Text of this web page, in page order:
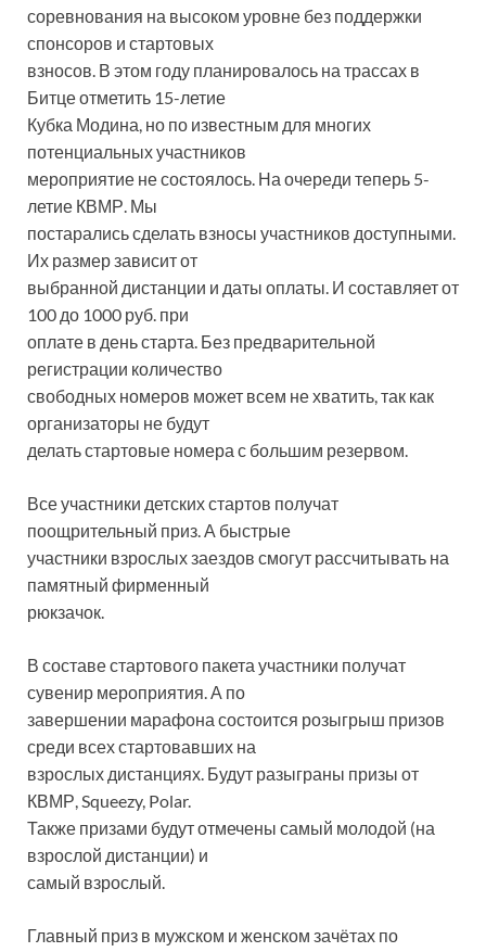
соревнования на высоком уровне без поддержки
спонсоров и стартовых
взносов. В этом году планировалось на трассах в
Битце отметить 15-летие
Кубка Модина, но по известным для многих
потенциальных участников
мероприятие не состоялось. На очереди теперь 5-
летие КВМР. Мы
постарались сделать взносы участников доступными.
Их размер зависит от
выбранной дистанции и даты оплаты. И составляет от
100 до 1000 руб. при
оплате в день старта. Без предварительной
регистрации количество
свободных номеров может всем не хватить, так как
организаторы не будут
делать стартовые номера с большим резервом.
Все участники детских стартов получат
поощрительный приз. А быстрые
участники взрослых заездов смогут рассчитывать на
памятный фирменный
рюкзачок.
В составе стартового пакета участники получат
сувенир мероприятия. А по
завершении марафона состоится розыгрыш призов
среди всех стартовавших на
взрослых дистанциях. Будут разыграны призы от
КВМР, Squeezy, Polar.
Также призами будут отмечены самый молодой (на
взрослой дистанции) и
самый взрослый.
Главный приз в мужском и женском зачётах по